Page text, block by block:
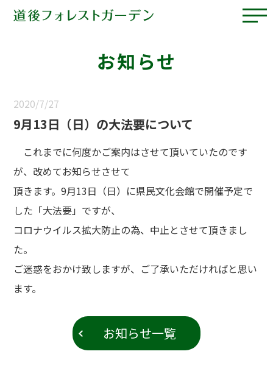
お知らせ
2020/7/27
9月13日（日）の大法要について
これまでに何度かご案内はさせて頂いていたのです
が、改めてお知らせさせて
頂きます。9月13日（日）に県民文化会館で開催予定で
した「大法要」ですが、
コロナウイルス拡大防止の為、中止とさせて頂きまし
た。
ご迷惑をおかけ致しますが、ご了承いただければと思い
ます。
お知らせ一覧